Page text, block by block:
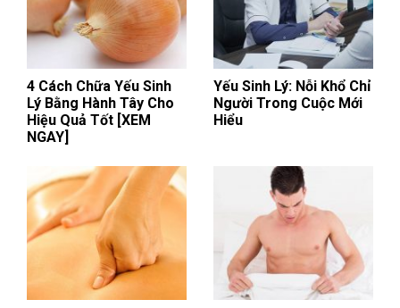
4 Cách Chữa Yếu Sinh
Lý Bằng Hành Tây Cho
Hiệu Quả Tốt [XEM
NGAY]
Yếu Sinh Lý: Nỗi Khổ Chỉ
Người Trong Cuộc Mới
Hiểu